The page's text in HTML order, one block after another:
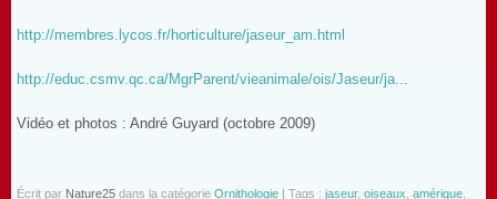
http://membres.lycos.fr/horticulture/jaseur_am.html
http://educ.csmv.qc.ca/MgrParent/vieanimale/ois/Jaseur/ja...
Vidéo et photos : André Guyard (octobre 2009)
Écrit par Nature25 dans la catégorie Ornithologie | Tags : jaseur, oiseaux amérique